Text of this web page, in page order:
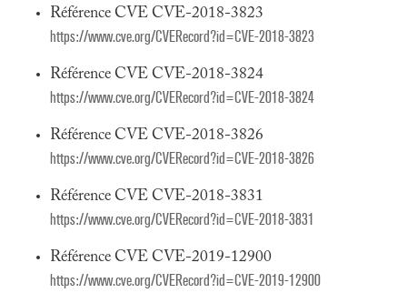
Référence CVE CVE-2018-3823
https://www.cve.org/CVERecord?id=CVE-2018-3823
Référence CVE CVE-2018-3824
https://www.cve.org/CVERecord?id=CVE-2018-3824
Référence CVE CVE-2018-3826
https://www.cve.org/CVERecord?id=CVE-2018-3826
Référence CVE CVE-2018-3831
https://www.cve.org/CVERecord?id=CVE-2018-3831
Référence CVE CVE-2019-12900
https://www.cve.org/CVERecord?id=CVE-2019-12900